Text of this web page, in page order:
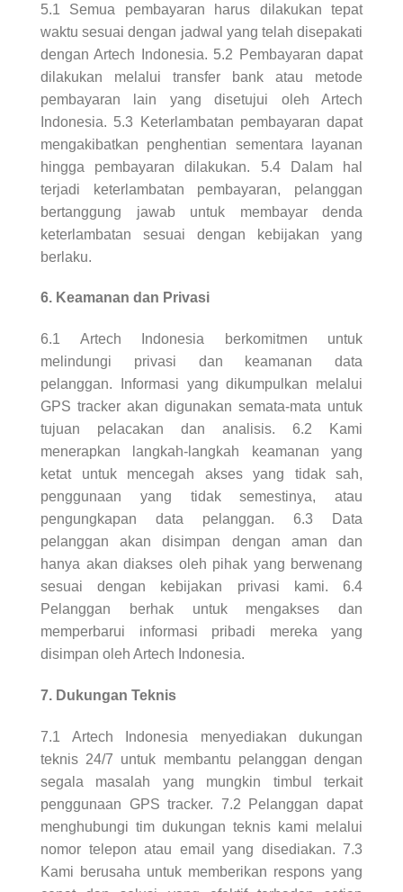
5.1 Semua pembayaran harus dilakukan tepat
waktu sesuai dengan jadwal yang telah disepakati
dengan Artech Indonesia. 5.2 Pembayaran dapat
dilakukan melalui transfer bank atau metode
pembayaran lain yang disetujui oleh Artech
Indonesia. 5.3 Keterlambatan pembayaran dapat
mengakibatkan penghentian sementara layanan
hingga pembayaran dilakukan. 5.4 Dalam hal
terjadi keterlambatan pembayaran, pelanggan
bertanggung jawab untuk membayar denda
keterlambatan sesuai dengan kebijakan yang
berlaku.
6. Keamanan dan Privasi
6.1 Artech Indonesia berkomitmen untuk
melindungi privasi dan keamanan data
pelanggan. Informasi yang dikumpulkan melalui
GPS tracker akan digunakan semata-mata untuk
tujuan pelacakan dan analisis. 6.2 Kami
menerapkan langkah-langkah keamanan yang
ketat untuk mencegah akses yang tidak sah,
penggunaan yang tidak semestinya, atau
pengungkapan data pelanggan. 6.3 Data
pelanggan akan disimpan dengan aman dan
hanya akan diakses oleh pihak yang berwenang
sesuai dengan kebijakan privasi kami. 6.4
Pelanggan berhak untuk mengakses dan
memperbarui informasi pribadi mereka yang
disimpan oleh Artech Indonesia.
7. Dukungan Teknis
7.1 Artech Indonesia menyediakan dukungan
teknis 24/7 untuk membantu pelanggan dengan
segala masalah yang mungkin timbul terkait
penggunaan GPS tracker. 7.2 Pelanggan dapat
menghubungi tim dukungan teknis kami melalui
nomor telepon atau email yang disediakan. 7.3
Kami berusaha untuk memberikan respons yang